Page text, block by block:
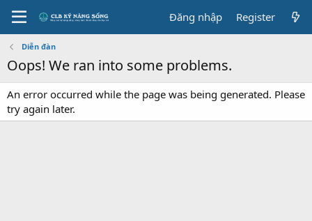
Đăng nhập Register
Diễn đàn
Oops! We ran into some problems.
An error occurred while the page was being generated. Please
try again later.